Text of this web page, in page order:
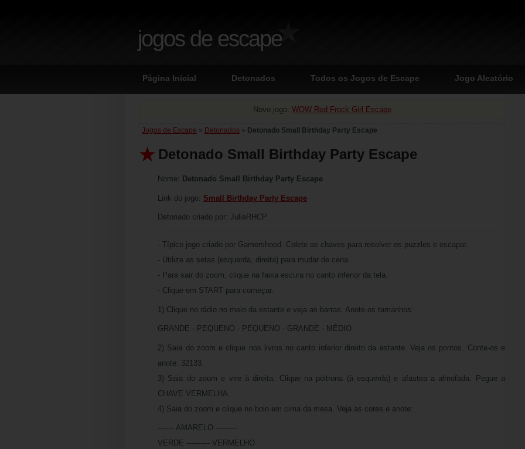
jogos de escape
Página Inicial Detonados Todos os Jogos de Escape Jogo Aleatório
Novo jogo: WOW Red Frock Girl Escape
Jogos de Escape » Detonados » Detonado Small Birthday Party Escape
Detonado Small Birthday Party Escape
Nome: Detonado Small Birthday Party Escape
Link do jogo: Small Birthday Party Escape
Detonado criado por: JuliaRHCP
- Típico jogo criado por Gamershood. Colete as chaves para resolver os puzzles e escapar.
- Utilize as setas (esquerda, direita) para mudar de cena.
- Para sair do zoom, clique na faixa escura no canto inferior da tela.
- Clique em START para começar.
1) Clique no rádio no meio da estante e veja as barras. Anote os tamanhos:
GRANDE - PEQUENO - PEQUENO - GRANDE - MÉDIO
2) Saia do zoom e clique nos livros no canto inferior direito da estante. Veja os pontos. Conte-os e
anote: 32133.
3) Saia do zoom e vire à direita. Clique na poltrona (à esquerda) e afastea a almofada. Pegue a
CHAVE VERMELHA.
4) Saia do zoom e clique no bolo em cima da mesa. Veja as cores e anote:
------- AMARELO ---------
VERDE ---------- VERMELHO